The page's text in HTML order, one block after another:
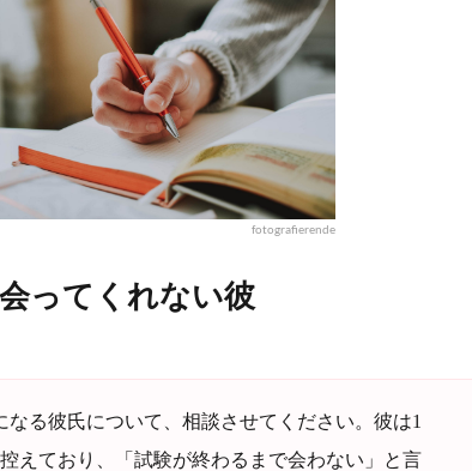
fotografierende
ってくれない彼
なる彼氏について、相談させてください。彼は1
えており、「試験が終わるまで会わない」と言